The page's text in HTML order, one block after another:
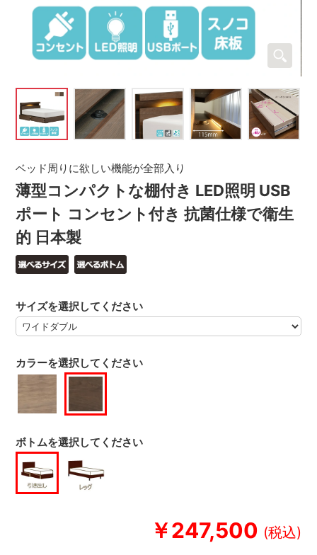
薄型コンパクトな棚付き LED照明 USB
ポート コンセント付き 抗菌仕様で衛生
的 日本製
ベッド周りに欲しい機能が全部入り
￥247,500
カラーを選択してください
サイズを選択してください
ボトムを選択してください